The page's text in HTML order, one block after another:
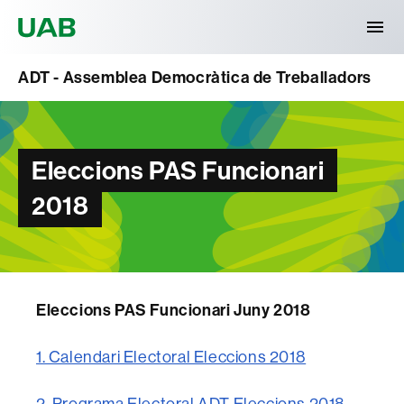
ADT - Assemblea Democràtica de Treballadors
Eleccions PAS Funcionari
2018
Eleccions PAS Funcionari Juny 2018
1. Calendari Electoral Eleccions 2018